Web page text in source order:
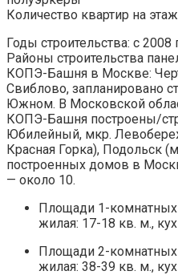
Количество квартир на
Годы строительства: с 2008
Районы строительства
КОПЭ-Башня в Москве:
Свиблово, запланировано
Южном. В Московской
КОПЭ-Башня построены/
Юбилейный, мкр.
Красная Горка), Подольск
построенных домов в
— около 10.
Площади 1-комнатных
жилая: 17-18 кв. м.,
Площади 2-комнатных
жилая: 38-39 кв. м.,